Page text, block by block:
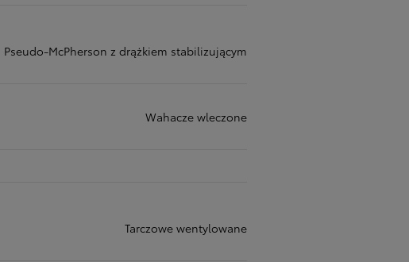
Pseudo-McPherson z drążkiem stabilizującym
Wahacze wleczone
Tarczowe wentylowane